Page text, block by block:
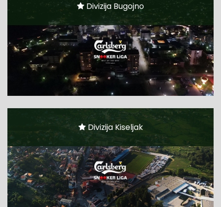
Divizija Bugojno
Divizija Kiseljak